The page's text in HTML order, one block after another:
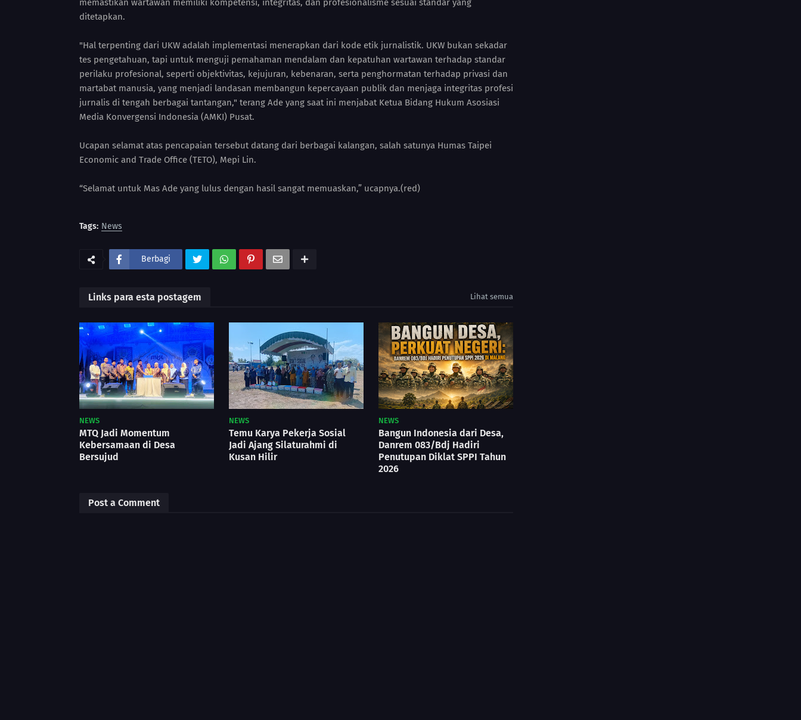
memastikan wartawan memiliki kompetensi, integritas, dan profesionalisme sesuai standar yang
ditetapkan.
"Hal terpenting dari UKW adalah implementasi menerapkan dari kode etik jurnalistik. UKW bukan sekadar
tes pengetahuan, tapi untuk menguji pemahaman mendalam dan kepatuhan wartawan terhadap standar
perilaku profesional, seperti objektivitas, kejujuran, kebenaran, serta penghormatan terhadap privasi dan
martabat manusia, yang menjadi landasan membangun kepercayaan publik dan menjaga integritas profesi
jurnalis di tengah berbagai tantangan," terang Ade yang saat ini menjabat Ketua Bidang Hukum Asosiasi
Media Konvergensi Indonesia (AMKI) Pusat.
Ucapan selamat atas pencapaian tersebut datang dari berbagai kalangan, salah satunya Humas Taipei
Economic and Trade Office (TETO), Mepi Lin.
“Selamat untuk Mas Ade yang lulus dengan hasil sangat memuaskan,” ucapnya.(red)
Tags: News
Berbagi
Links para esta postagem Lihat semua
NEWS
MTQ Jadi Momentum
Kebersamaan di Desa
Bersujud
NEWS
Temu Karya Pekerja Sosial
Jadi Ajang Silaturahmi di
Kusan Hilir
NEWS
Bangun Indonesia dari Desa,
Danrem 083/Bdj Hadiri
Penutupan Diklat SPPI Tahun
2026
Post a Comment